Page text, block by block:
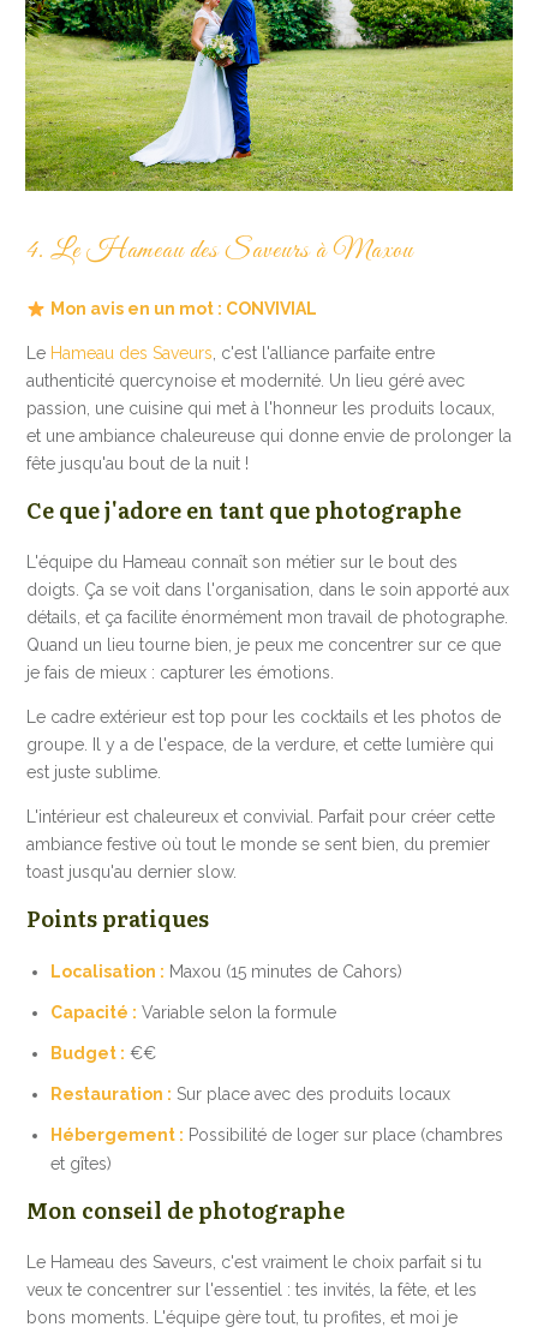
4. Le Hameau des Saveurs à Maxou
Mon avis en un mot : CONVIVIAL
Le Hameau des Saveurs , c'est l'alliance parfaite entre
authenticité quercynoise et modernité. Un lieu géré avec
passion, une cuisine qui met à l'honneur les produits locaux,
et une ambiance chaleureuse qui donne envie de prolonger la
fête jusqu'au bout de la nuit !
Ce que j'adore en tant que photographe
L'équipe du Hameau connaît son métier sur le bout des
doigts. Ça se voit dans l'organisation, dans le soin apporté aux
détails, et ça facilite énormément mon travail de photographe.
Quand un lieu tourne bien, je peux me concentrer sur ce que
je fais de mieux : capturer les émotions.
Le cadre extérieur est top pour les cocktails et les photos de
groupe. Il y a de l'espace, de la verdure, et cette lumière qui
est juste sublime.
L'intérieur est chaleureux et convivial. Parfait pour créer cette
ambiance festive où tout le monde se sent bien, du premier
toast jusqu'au dernier slow.
Points pratiques
Localisation : Maxou (15 minutes de Cahors)
Capacité : Variable selon la formule
Budget : €€
Restauration : Sur place avec des produits locaux
Hébergement : Possibilité de loger sur place (chambres
et gîtes)
Mon conseil de photographe
Le Hameau des Saveurs, c'est vraiment le choix parfait si tu
veux te concentrer sur l'essentiel : tes invités, la fête, et les
bons moments. L'équipe gère tout, tu profites, et moi je